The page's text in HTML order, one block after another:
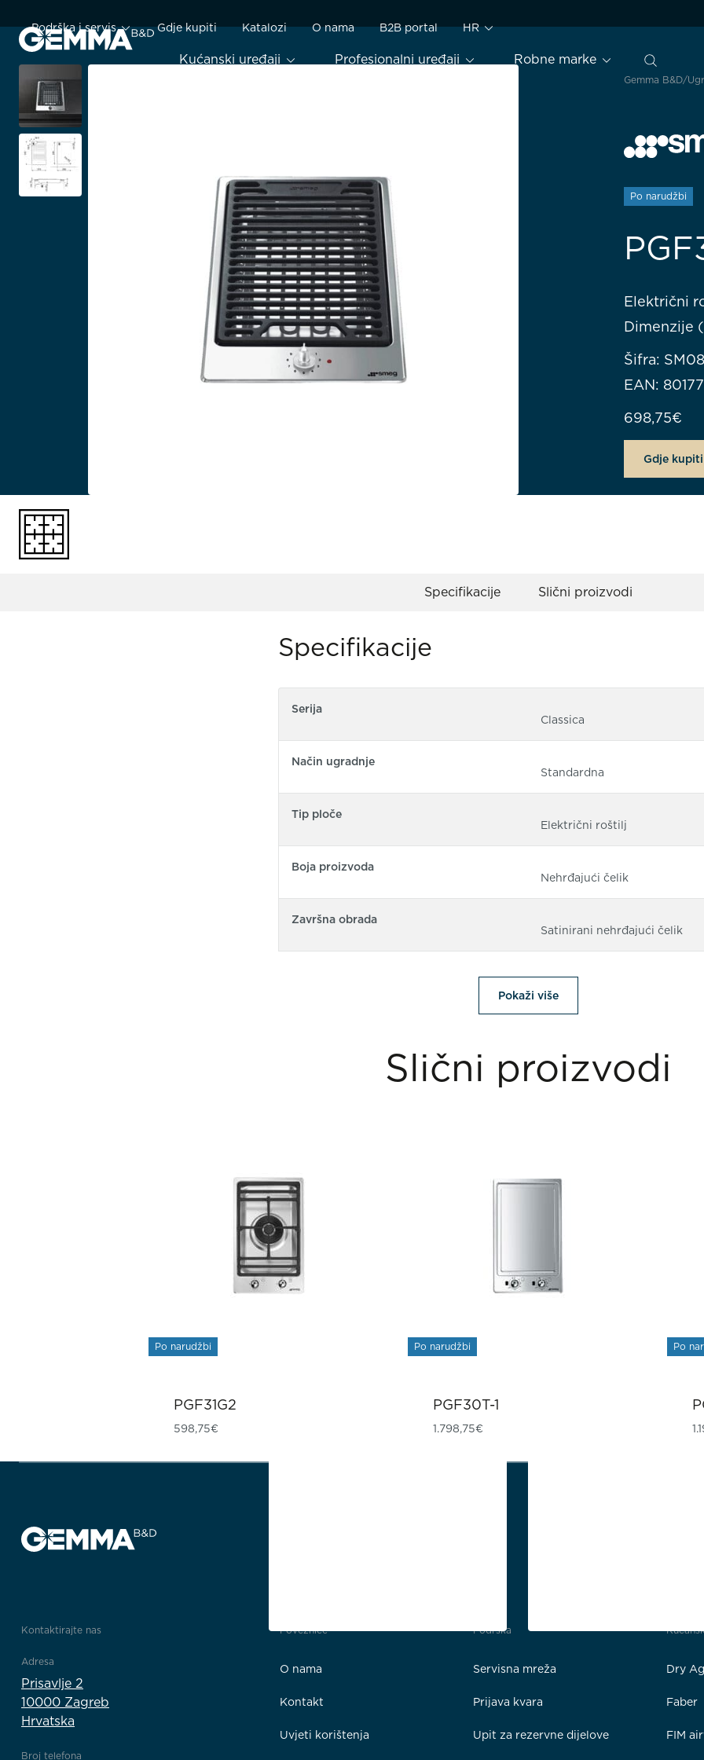
Kućanski uređaji Profesionalni uređaji Robne marke
Podrška i servis Gdje kupiti Katalozi O nama B2B portal HR
Gemma B&D
Po narudžbi
Električni
Dimenzije
Šifra:
EAN:
698,75€
Gdje kupiti
Specifikacije Slični proizvodi
Specifikacije
Serija
Classica
Način ugradnje
Standardna
Tip ploče
Električni roštilj
Boja proizvoda
Nehrđajući čelik
Završna obrada
Satinirani nehrđajući čelik
Pokaži više
Slični proizvodi
Po narudžbi
PGF31G2
598,75€
Po narudžbi
PGF30T-1
1.798,75€
Po
Kontaktirajte nas
Adresa
Prisavlje 2
10000 Zagreb
Hrvatska
Broj telefona
Poveznice
O nama
Kontakt
Uvjeti korištenja
Podrška
Servisna mreža
Prijava kvara
Upit za rezervne dijelove
Dry
Faber
FIM